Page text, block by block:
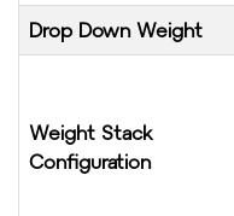
Drop Down Weight
Weight Stack
Configuration